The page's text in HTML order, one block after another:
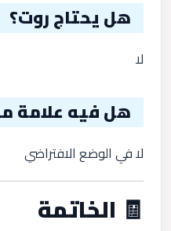
هل يحتاج روت؟
لا
هل فيه علامة
لا في الوضع الافتراضي
🧾 الخاتمة